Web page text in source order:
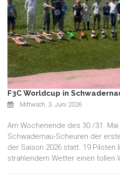
F3C Worldcup in
Mittwoch, 3. Juni 2026
Am Wochenende des 30./31.
Schwadernau-Scheuren der
der Saison 2026 statt. 19 Piloten
strahlendem Wetter einen tollen